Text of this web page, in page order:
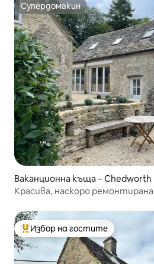
Супердомакин
Супердомакин
Ваканционна къща – Chedworth
Красива, наскоро
Най-популярен избор на гостите
Избор на гостите